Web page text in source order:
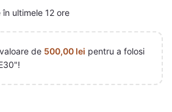
ultimele 12 ore
de 500,00 lei pentru a folosi